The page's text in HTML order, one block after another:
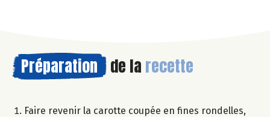
Préparation de la recette
Faire revenir la carotte coupée en fines rondelles,